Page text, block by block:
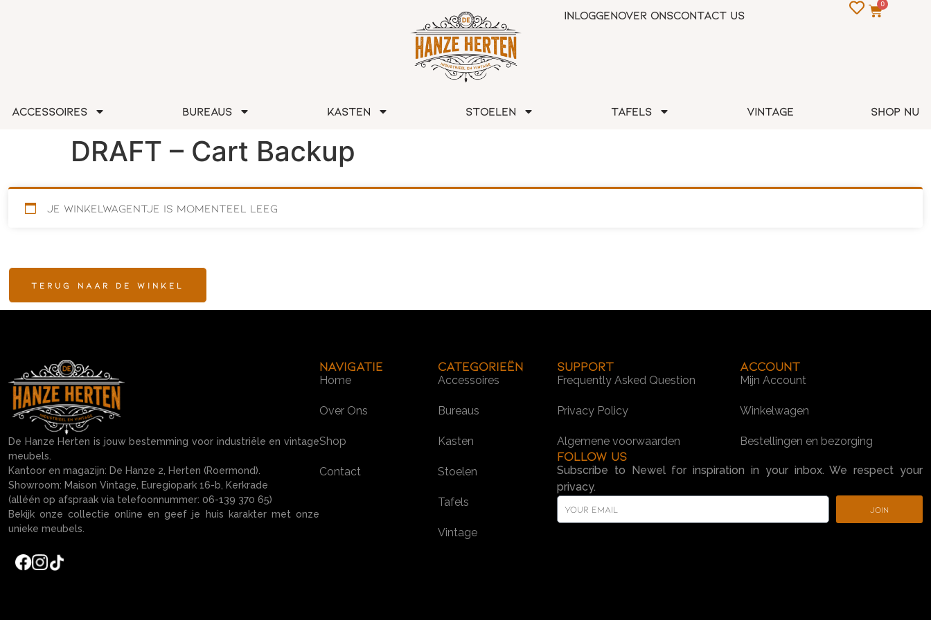
InloggenOver OnsContact us
0
Accessoires Bureaus Kasten Stoelen Tafels Vintage Shop nu
DRAFT – Cart Backup
Je winkelwagentje is momenteel leeg
Terug naar de winkel
De Hanze Herten is jouw bestemming voor industriële en vintage
meubels.
Kantoor en magazijn: De Hanze 2, Herten (Roermond).
Showroom: Maison Vintage, Euregiopark 16-b, Kerkrade
(alléén op afspraak via telefoonnummer: 06-139 370 65)
Bekijk onze collectie online en geef je huis karakter met onze
unieke meubels.
Navigatie
Home
Over Ons
Shop
Contact
Categorieën
Accessoires
Bureaus
Kasten
Stoelen
Tafels
Vintage
SUPPORT
Frequently Asked Question
Privacy Policy
Algemene voorwaarden
Account
Mijn Account
Winkelwagen
Bestellingen en bezorging
Follow us
Subscribe to Newel for inspiration in your inbox. We respect your
privacy.
Join